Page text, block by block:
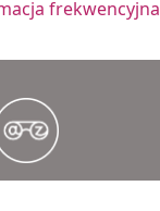
frekwencyjna